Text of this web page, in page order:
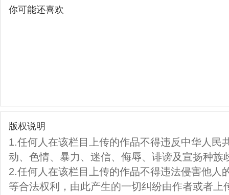
你可能还喜欢
版权说明
1.任何人在该栏目上传的作品不得违反中华人民
动、色情、暴力、迷信、侮辱、诽谤及宣扬种族
2.任何人在该栏目上传的作品不得违法侵害他人
等合法权利，由此产生的一切纠纷由作者或者上